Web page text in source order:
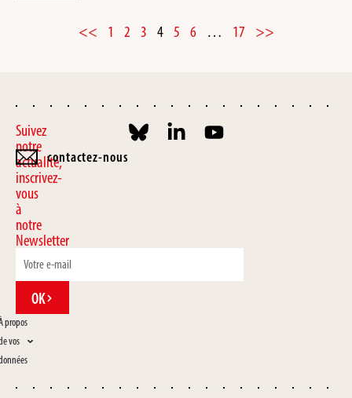
<< 1 2 3 4 5 6 … 17 >>
Suivez
notre
actualité,
inscrivez-
vous
à
notre
Newsletter
OK
propos
vos
contactez-nous